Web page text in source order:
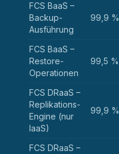
FCS BaaS –
Backup-
Ausführung
99,9 %
FCS BaaS –
Restore-
Operationen
99,5 %
FCS DRaaS –
Replikations-
Engine (nur
IaaS)
99,9 %
FCS DRaaS –